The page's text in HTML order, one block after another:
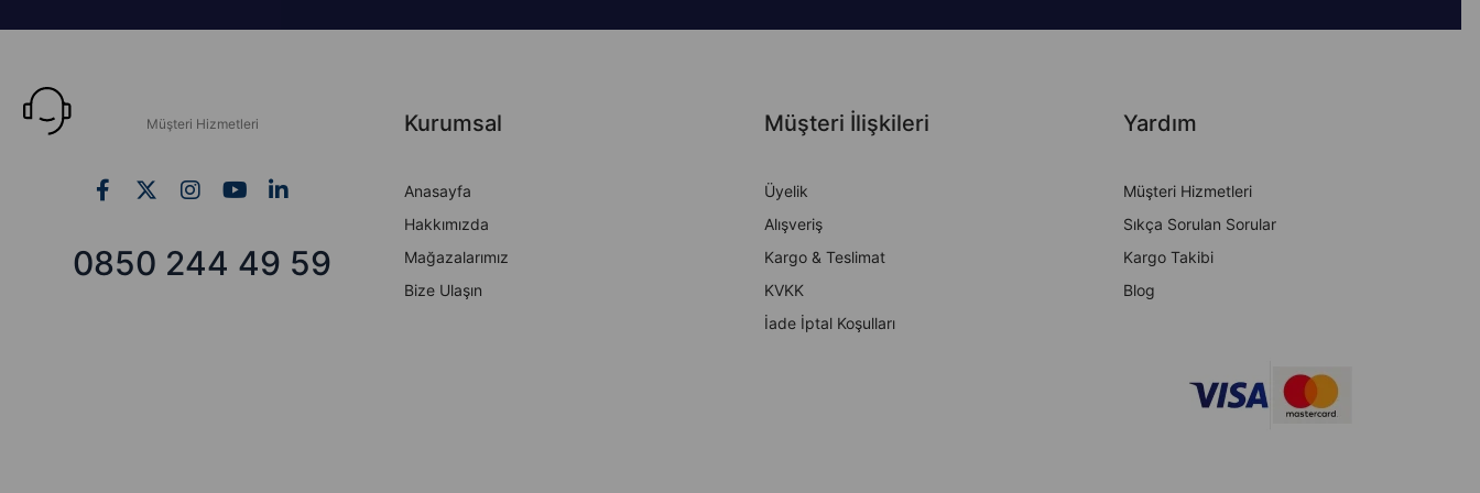
Müşteri Hizmetleri
0850 244 49 59
Kurumsal
Anasayfa
Hakkımızda
Mağazalarımız
Bize Ulaşın
Müşteri İlişkileri
Üyelik
Alışveriş
Kargo & Teslimat
KVKK
İade İptal Koşulları
Yardım
Müşteri Hizmetleri
Sıkça Sorulan Sorular
Kargo Takibi
Blog